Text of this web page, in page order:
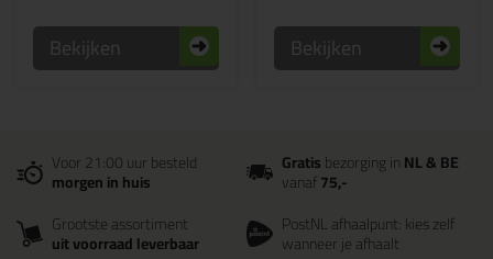
Bekijken Bekijken
Voor 21:00 uur besteld
morgen in huis
Gratisbezorging inNL & BE
vanaf75,-
Grootste assortiment
uit voorraad leverbaar
PostNL afhaalpunt: kies zelf
wanneer je afhaalt